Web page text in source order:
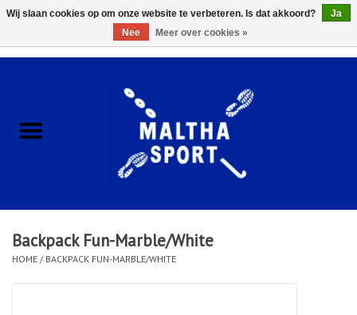
ACCESSOIRES/HARDWARE
KLEDING
CLUBSHOPS
Backpack Fun-Marble/White
HOME / BACKPACK FUN-MARBLE/WHITE
Wij slaan cookies op om onze website te verbeteren. Is dat akkoord?
Ja
Nee
Meer over cookies »